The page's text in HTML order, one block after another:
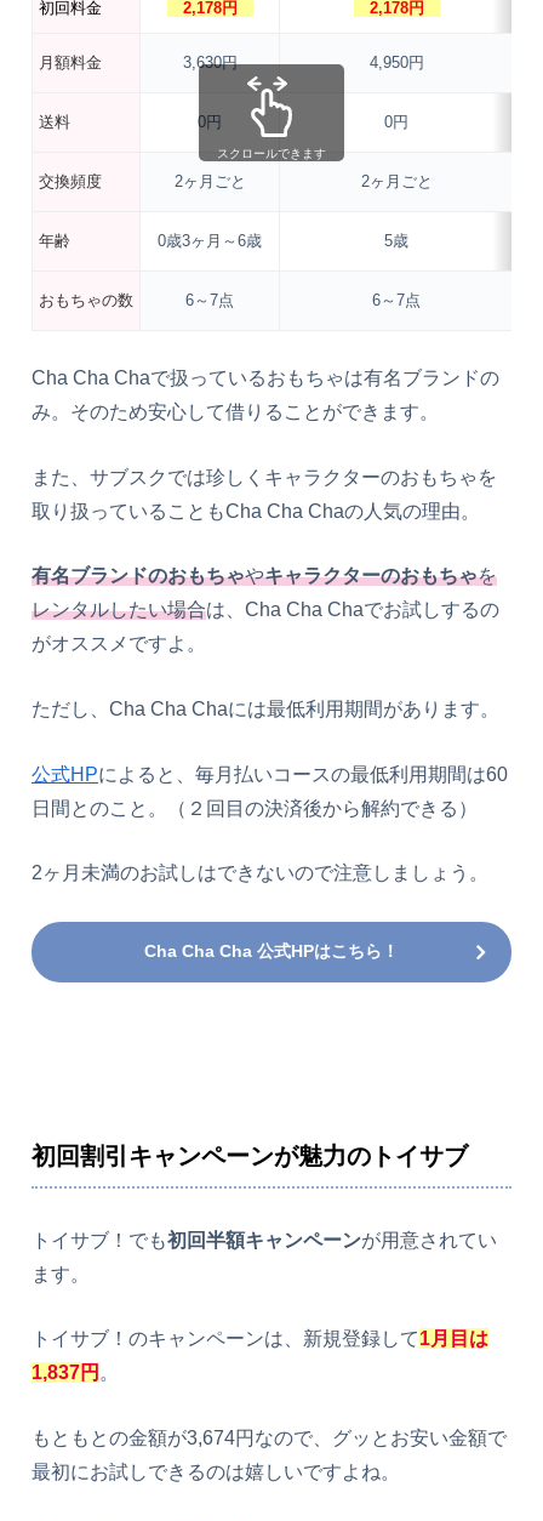
初回料金 2,178円 2,178円
月額料金 3,630円 4,950円
送料 0円 0円
交換頻度 2ヶ月ごと 2ヶ月ごと
年齢 0歳3ヶ月～6歳 5歳
おもちゃの数 6～7点 6～7点
スクロールできます
Cha Cha Chaで扱っているおもちゃは有名ブランドの
み。そのため安心して借りることができます。
また、サブスクでは珍しくキャラクターのおもちゃを
取り扱っていることもCha Cha Chaの人気の理由。
有名ブランドのおもちゃやキャラクターのおもちゃを
レンタルしたい場合は、Cha Cha Chaでお試しするの
がオススメですよ。
ただし、Cha Cha Chaには最低利用期間があります。
公式HPによると、毎月払いコースの最低利用期間は60
日間とのこと。（２回目の決済後から解約できる）
2ヶ月未満のお試しはできないので注意しましょう。
Cha Cha Cha 公式HPはこちら！
初回割引キャンペーンが魅力のトイサブ
トイサブ！でも初回半額キャンペーンが用意されてい
ます。
トイサブ！のキャンペーンは、新規登録して1月目は
1,837円 。
もともとの金額が3,674円なので、グッとお安い金額で
最初にお試しできるのは嬉しいですよね。